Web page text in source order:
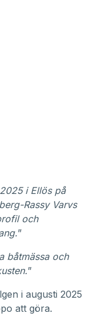
i Ellös på
Rassy Varvs
och
”
båtmässa och
”
i augusti 2025
att göra.